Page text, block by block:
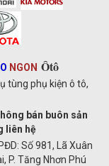
NGON Ôtô
tùng phụ kiện ô tô,
bán buôn sản
liên hệ
Số 981, Lã Xuân
P. Tăng Nhơn Phú